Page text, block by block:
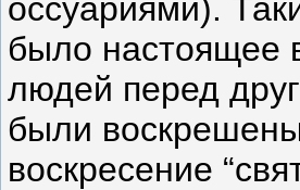
оссуариями).
было настоящее
людей перед
были
воскресение